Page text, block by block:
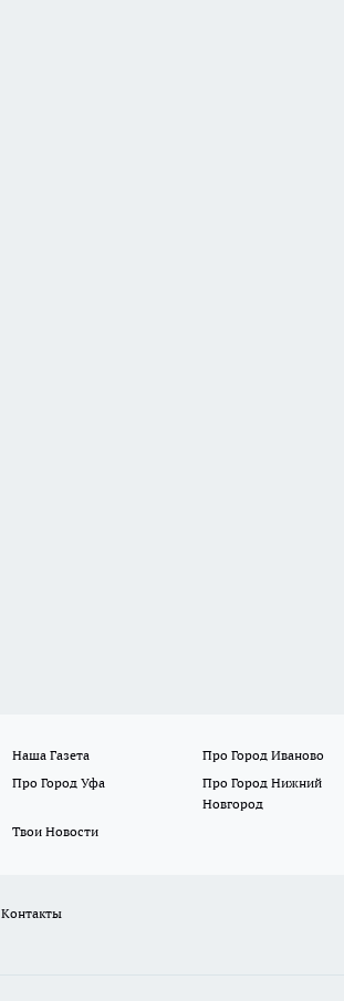
Наша Газета
Про Город Иваново
Про Город Уфа
Про Город Нижний
Новгород
Твои Новости
Контакты